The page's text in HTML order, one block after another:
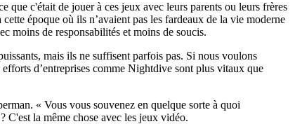
c'était de jouer à ces jeux avec leurs parents ou leurs frères
époque où ils n’avaient pas les fardeaux de la vie moderne
moins de responsabilités et moins de soucis.
mais ils ne suffisent parfois pas. Si nous voulons
d’entreprises comme Nightdive sont plus vitaux que
« Vous vous souvenez en quelque sorte à quoi
C'est la même chose avec les jeux vidéo.